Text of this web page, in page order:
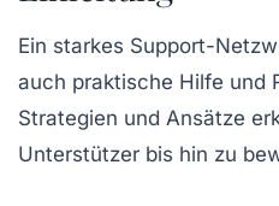
Ein starkes Support-
auch praktische Hilfe und
Strategien und Ansätze
Unterstützer bis hin zu